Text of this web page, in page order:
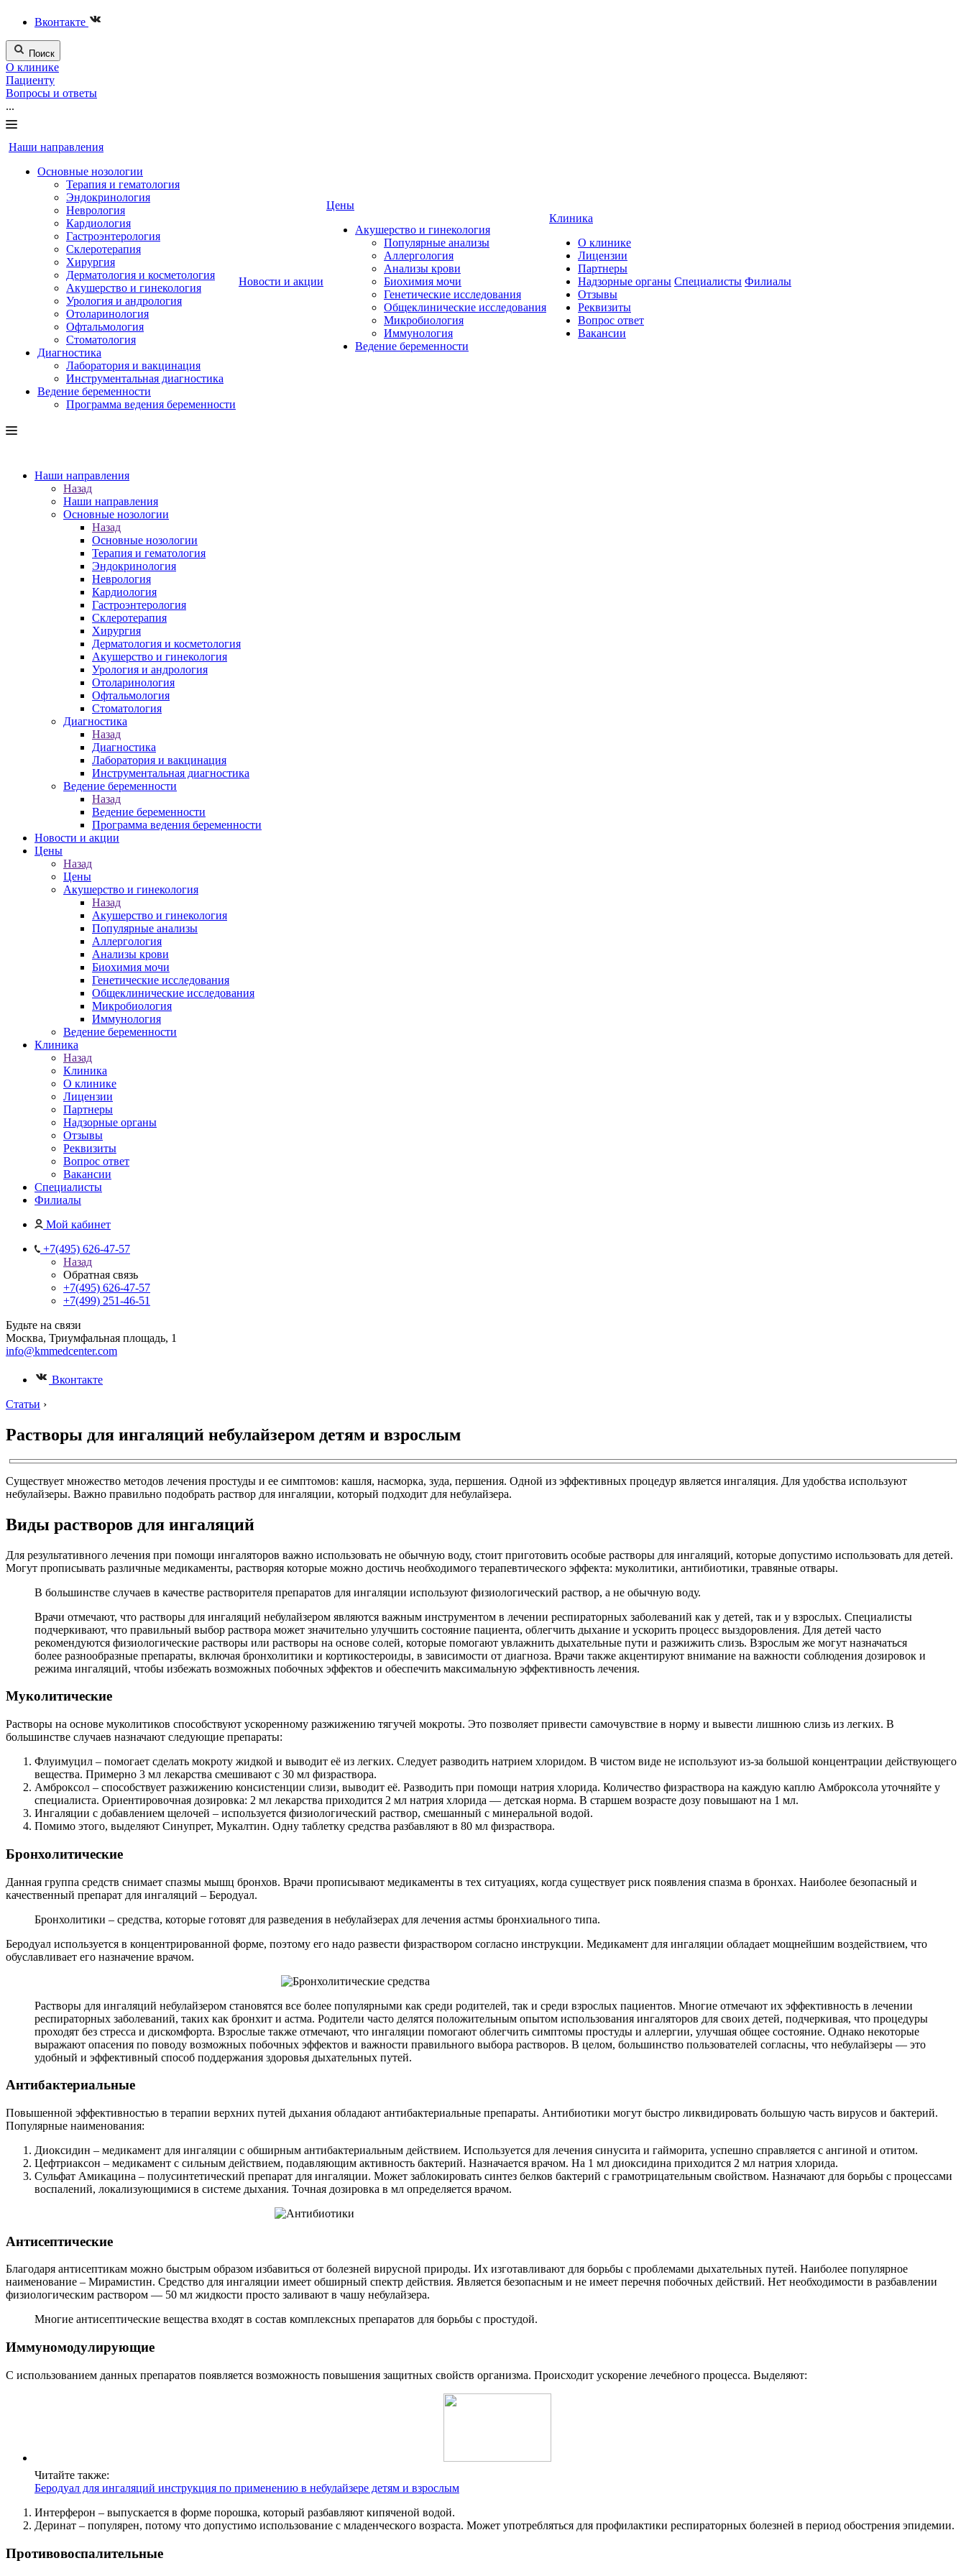
Вконтакте
Поиск
О клинике
Пациенту
Вопросы и ответы
...
Наши направления
Основные нозологии
Терапия и гематология
Эндокринология
Неврология
Кардиология
Гастроэнтерология
Склеротерапия
Хирургия
Дерматология и косметология
Акушерство и гинекология
Урология и андрология
Отоларинология
Офтальмология
Стоматология
Диагностика
Лаборатория и вакцинация
Инструментальная диагностика
Ведение беременности
Программа ведения беременности
Новости и акции
Цены
Акушерство и гинекология
Популярные анализы
Аллергология
Анализы крови
Биохимия мочи
Генетические исследования
Общеклинические исследования
Микробиология
Иммунология
Ведение беременности
Клиника
О клинике
Лицензии
Партнеры
Надзорные органы
Отзывы
Реквизиты
Вопрос ответ
Вакансии
Специалисты Филиалы
Наши направления
Назад
Наши направления
Основные нозологии
Назад
Основные нозологии
Терапия и гематология
Эндокринология
Неврология
Кардиология
Гастроэнтерология
Склеротерапия
Хирургия
Дерматология и косметология
Акушерство и гинекология
Урология и андрология
Отоларинология
Офтальмология
Стоматология
Диагностика
Назад
Диагностика
Лаборатория и вакцинация
Инструментальная диагностика
Ведение беременности
Назад
Ведение беременности
Программа ведения беременности
Новости и акции
Цены
Назад
Цены
Акушерство и гинекология
Назад
Акушерство и гинекология
Популярные анализы
Аллергология
Анализы крови
Биохимия мочи
Генетические исследования
Общеклинические исследования
Микробиология
Иммунология
Ведение беременности
Клиника
Назад
Клиника
О клинике
Лицензии
Партнеры
Надзорные органы
Отзывы
Реквизиты
Вопрос ответ
Вакансии
Специалисты
Филиалы
Мой кабинет
+7(495) 626-47-57
Назад
Обратная связь
+7(495) 626-47-57
+7(499) 251-46-51
Будьте на связи
Москва, Триумфальная площадь, 1
info@kmmedcenter.com
Вконтакте
Статьи ›
Растворы для ингаляций небулайзером детям и взрослым
Существует множество методов лечения простуды и ее симптомов: кашля, насморка, зуда, першения. Одной из эффективных процедур является ингаляция. Для удобства используют
небулайзеры. Важно правильно подобрать раствор для ингаляции, который подходит для небулайзера.
Виды растворов для ингаляций
Для результативного лечения при помощи ингаляторов важно использовать не обычную воду, стоит приготовить особые растворы для ингаляций, которые допустимо использовать для детей.
Могут прописывать различные медикаменты, растворяя которые можно достичь необходимого терапевтического эффекта: муколитики, антибиотики, травяные отвары.
В большинстве случаев в качестве растворителя препаратов для ингаляции используют физиологический раствор, а не обычную воду.
Врачи отмечают, что растворы для ингаляций небулайзером являются важным инструментом в лечении респираторных заболеваний как у детей, так и у взрослых. Специалисты
подчеркивают, что правильный выбор раствора может значительно улучшить состояние пациента, облегчить дыхание и ускорить процесс выздоровления. Для детей часто
рекомендуются физиологические растворы или растворы на основе солей, которые помогают увлажнить дыхательные пути и разжижить слизь. Взрослым же могут назначаться
более разнообразные препараты, включая бронхолитики и кортикостероиды, в зависимости от диагноза. Врачи также акцентируют внимание на важности соблюдения дозировок и
режима ингаляций, чтобы избежать возможных побочных эффектов и обеспечить максимальную эффективность лечения.
Муколитические
Растворы на основе муколитиков способствуют ускоренному разжижению тягучей мокроты. Это позволяет привести самочувствие в норму и вывести лишнюю слизь из легких. В
большинстве случаев назначают следующие препараты:
Флуимуцил – помогает сделать мокроту жидкой и выводит её из легких. Следует разводить натрием хлоридом. В чистом виде не используют из-за большой концентрации действующего
вещества. Примерно 3 мл лекарства смешивают с 30 мл физраствора.
Амброксол – способствует разжижению консистенции слизи, выводит её. Разводить при помощи натрия хлорида. Количество физраствора на каждую каплю Амброксола уточняйте у
специалиста. Ориентировочная дозировка: 2 мл лекарства приходится 2 мл натрия хлорида — детская норма. В старшем возрасте дозу повышают на 1 мл.
Ингаляции с добавлением щелочей – используется физиологический раствор, смешанный с минеральной водой.
Помимо этого, выделяют Синупрет, Мукалтин. Одну таблетку средства разбавляют в 80 мл физраствора.
Бронхолитические
Данная группа средств снимает спазмы мышц бронхов. Врачи прописывают медикаменты в тех ситуациях, когда существует риск появления спазма в бронхах. Наиболее безопасный и
качественный препарат для ингаляций – Беродуал.
Бронхолитики – средства, которые готовят для разведения в небулайзерах для лечения астмы бронхиального типа.
Беродуал используется в концентрированной форме, поэтому его надо развести физраствором согласно инструкции. Медикамент для ингаляции обладает мощнейшим воздействием, что
обуславливает его назначение врачом.
Растворы для ингаляций небулайзером становятся все более популярными как среди родителей, так и среди взрослых пациентов. Многие отмечают их эффективность в лечении
респираторных заболеваний, таких как бронхит и астма. Родители часто делятся положительным опытом использования ингаляторов для своих детей, подчеркивая, что процедуры
проходят без стресса и дискомфорта. Взрослые также отмечают, что ингаляции помогают облегчить симптомы простуды и аллергии, улучшая общее состояние. Однако некоторые
выражают опасения по поводу возможных побочных эффектов и важности правильного выбора растворов. В целом, большинство пользователей согласны, что небулайзеры — это
удобный и эффективный способ поддержания здоровья дыхательных путей.
Антибактериальные
Повышенной эффективностью в терапии верхних путей дыхания обладают антибактериальные препараты. Антибиотики могут быстро ликвидировать большую часть вирусов и бактерий.
Популярные наименования:
Диоксидин – медикамент для ингаляции с обширным антибактериальным действием. Используется для лечения синусита и гайморита, успешно справляется с ангиной и отитом.
Цефтриаксон – медикамент с сильным действием, подавляющим активность бактерий. Назначается врачом. На 1 мл диоксидина приходится 2 мл натрия хлорида.
Сульфат Амикацина – полусинтетический препарат для ингаляции. Может заблокировать синтез белков бактерий с грамотрицательным свойством. Назначают для борьбы с процессами
воспалений, локализующимися в системе дыхания. Точная дозировка в мл определяется врачом.
Антисептические
Благодаря антисептикам можно быстрым образом избавиться от болезней вирусной природы. Их изготавливают для борьбы с проблемами дыхательных путей. Наиболее популярное
наименование – Мирамистин. Средство для ингаляции имеет обширный спектр действия. Является безопасным и не имеет перечня побочных действий. Нет необходимости в разбавлении
физиологическим раствором — 50 мл жидкости просто заливают в чашу небулайзера.
Многие антисептические вещества входят в состав комплексных препаратов для борьбы с простудой.
Иммуномодулирующие
С использованием данных препаратов появляется возможность повышения защитных свойств организма. Происходит ускорение лечебного процесса. Выделяют:
Читайте также:
Беродуал для ингаляций инструкция по применению в небулайзере детям и взрослым
Интерферон – выпускается в форме порошка, который разбавляют кипяченой водой.
Деринат – популярен, потому что допустимо использование с младенческого возраста. Может употребляться для профилактики респираторных болезней в период обострения эпидемии.
Противовоспалительные